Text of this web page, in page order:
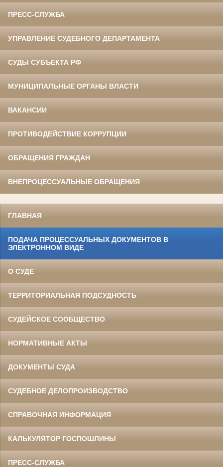
ПРЕСС-СЛУЖБА
УПРАВЛЕНИЕ СУДЕБНОГО ДЕПАРТАМЕНТА
СУДЫ СУБЪЕКТА РФ
МУНИЦИПАЛЬНЫЕ ОРГАНЫ ВЛАСТИ
ВАКАНСИИ
ПРОТИВОДЕЙСТВИЕ КОРРУПЦИИ
ОБРАЩЕНИЯ ГРАЖДАН
ВНЕПРОЦЕССУАЛЬНЫЕ ОБРАЩЕНИЯ
ГЛАВНАЯ
ПОДАЧА ПРОЦЕССУАЛЬНЫХ ДОКУМЕНТОВ В
ЭЛЕКТРОННОМ ВИДЕ
О СУДЕ
ТЕРРИТОРИАЛЬНАЯ ПОДСУДНОСТЬ
СУДЕЙСКОЕ СООБЩЕСТВО
НОРМАТИВНЫЕ АКТЫ
ДОКУМЕНТЫ СУДА
СУДЕБНОЕ ДЕЛОПРОИЗВОДСТВО
СПРАВОЧНАЯ ИНФОРМАЦИЯ
КАЛЬКУЛЯТОР ГОСПОШЛИНЫ
ПРЕСС-СЛУЖБА